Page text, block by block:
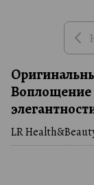
Воплощение
LR
мужчин и